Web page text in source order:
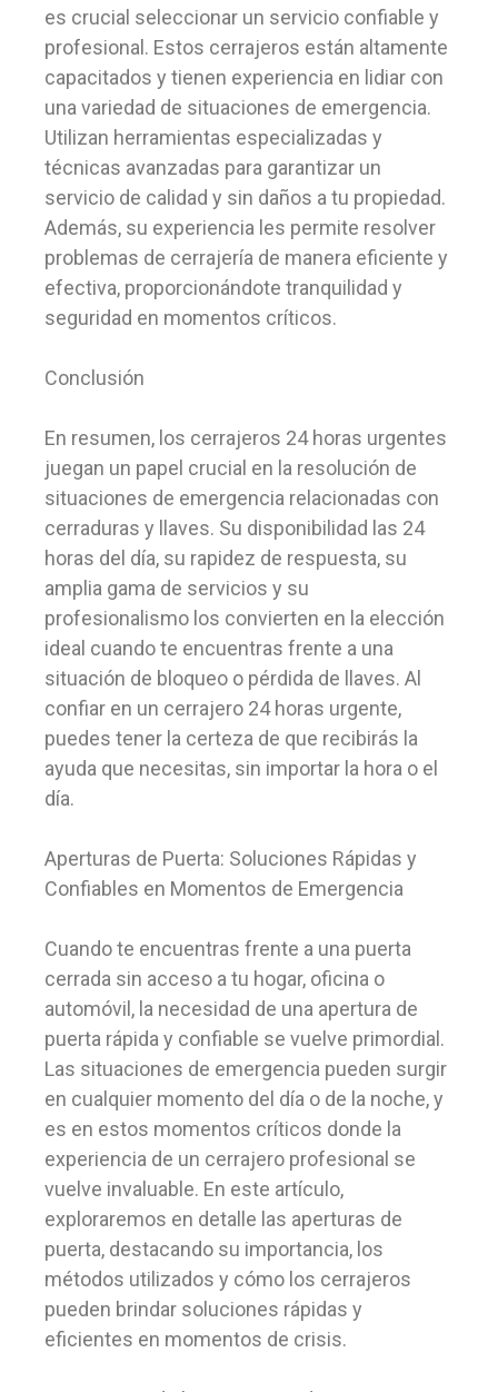
es crucial seleccionar un servicio confiable y
profesional. Estos cerrajeros están altamente
capacitados y tienen experiencia en lidiar con
una variedad de situaciones de emergencia.
Utilizan herramientas especializadas y
técnicas avanzadas para garantizar un
servicio de calidad y sin daños a tu propiedad.
Además, su experiencia les permite resolver
problemas de cerrajería de manera eficiente y
efectiva, proporcionándote tranquilidad y
seguridad en momentos críticos.
Conclusión
En resumen, los cerrajeros 24 horas urgentes
juegan un papel crucial en la resolución de
situaciones de emergencia relacionadas con
cerraduras y llaves. Su disponibilidad las 24
horas del día, su rapidez de respuesta, su
amplia gama de servicios y su
profesionalismo los convierten en la elección
ideal cuando te encuentras frente a una
situación de bloqueo o pérdida de llaves. Al
confiar en un cerrajero 24 horas urgente,
puedes tener la certeza de que recibirás la
ayuda que necesitas, sin importar la hora o el
día.
Aperturas de Puerta: Soluciones Rápidas y
Confiables en Momentos de Emergencia
Cuando te encuentras frente a una puerta
cerrada sin acceso a tu hogar, oficina o
automóvil, la necesidad de una apertura de
puerta rápida y confiable se vuelve primordial.
Las situaciones de emergencia pueden surgir
en cualquier momento del día o de la noche, y
es en estos momentos críticos donde la
experiencia de un cerrajero profesional se
vuelve invaluable. En este artículo,
exploraremos en detalle las aperturas de
puerta, destacando su importancia, los
métodos utilizados y cómo los cerrajeros
pueden brindar soluciones rápidas y
eficientes en momentos de crisis.